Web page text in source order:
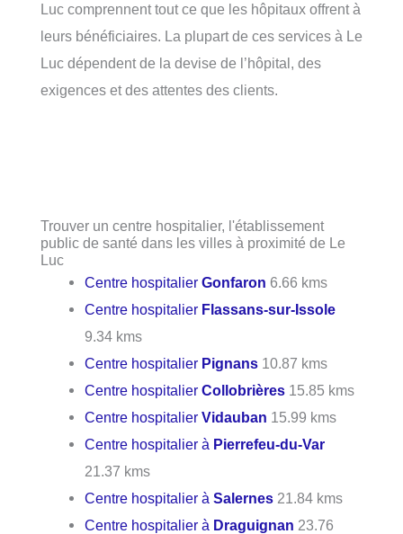
Luc comprennent tout ce que les hôpitaux offrent à
leurs bénéficiaires. La plupart de ces services à Le
Luc dépendent de la devise de l’hôpital, des
exigences et des attentes des clients.
Trouver un centre hospitalier, l'établissement
public de santé dans les villes à proximité de Le
Luc
Centre hospitalierGonfaron 6.66 kms
Centre hospitalier Flassans-sur-Issole
9.34 kms
Centre hospitalier Pignans 10.87 kms
Centre hospitalierCollobrières 15.85 kms
Centre hospitalierVidauban 15.99 kms
Centre hospitalier à Pierrefeu-du-Var
21.37 kms
Centre hospitalier àSalernes 21.84 kms
Centre hospitalier à Draguignan 23.76